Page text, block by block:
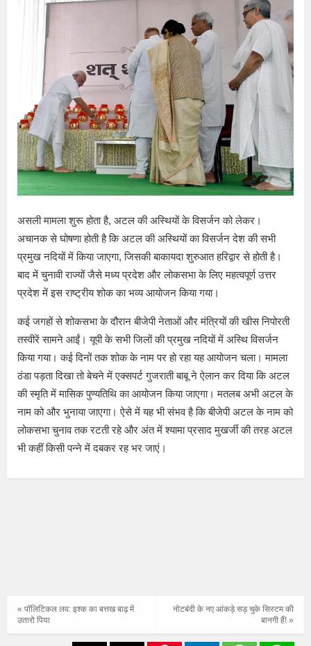
असली मामला शुरू होता है, अटल की अस्थियों के विसर्जन को लेकर।
अचानक से घोषणा होती है कि अटल की अस्थियों का विसर्जन देश की सभी
प्रमुख नदियों में किया जाएगा, जिसकी बाकायदा शुरुआत हरिद्वार से होती है।
बाद में चुनावी राज्यों जैसे मध्य प्रदेश और लोकसभा के लिए महत्वपूर्ण उत्तर
प्रदेश में इस राष्ट्रीय शोक का भव्य आयोजन किया गया।
कई जगहों से शोकसभा के दौरान बीजेपी नेताओं और मंत्रियों की खीस निपोरती
तस्वीरें सामने आईं। यूपी के सभी जिलों की प्रमुख नदियों में अस्थि विसर्जन
किया गया। कई दिनों तक शोक के नाम पर हो रहा यह आयोजन चला। मामला
ठंडा पड़ता दिखा तो बेचने में एक्सपर्ट गुजराती बाबू ने ऐलान कर दिया कि अटल
की स्मृति में मासिक पुण्यतिथि का आयोजन किया जाएगा। मतलब अभी अटल के
नाम को और भुनाया जाएगा। ऐसे में यह भी संभव है कि बीजेपी अटल के नाम को
लोकसभा चुनाव तक रटती रहे और अंत में श्यामा प्रसाद मुखर्जी की तरह अटल
भी कहीं किसी पन्ने में दबकर रह भर जाएं।
नोटबंदी के नए आंकड़े सड़ चुके सिस्टम की
बानगी हैं! »
« पॉलिटिकल लव: इश्क का बत्तख बाढ़ में
उतारो पिया